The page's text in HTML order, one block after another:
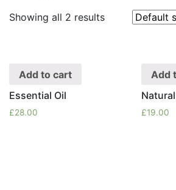
Showing all 2 results
Add to cart
Essential Oil
£28.00
Add
£19.00